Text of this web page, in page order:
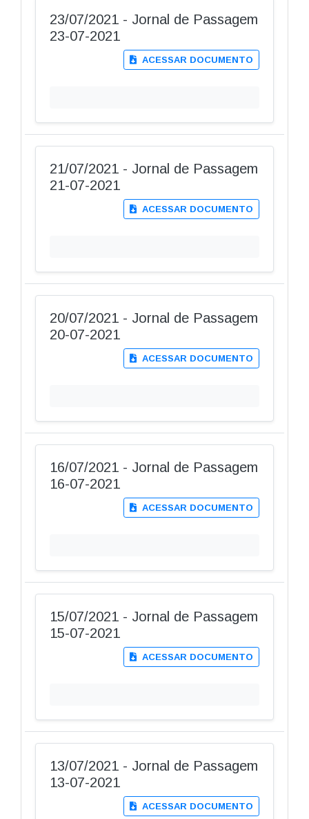
23/07/2021 - Jornal de Passagem
23-07-2021
ACESSAR DOCUMENTO
21/07/2021 - Jornal de Passagem
21-07-2021
ACESSAR DOCUMENTO
20/07/2021 - Jornal de Passagem
20-07-2021
ACESSAR DOCUMENTO
16/07/2021 - Jornal de Passagem
16-07-2021
ACESSAR DOCUMENTO
15/07/2021 - Jornal de Passagem
15-07-2021
ACESSAR DOCUMENTO
13/07/2021 - Jornal de Passagem
13-07-2021
ACESSAR DOCUMENTO